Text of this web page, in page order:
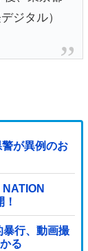
ジタル）
が異例のお
暴行、動画撮
る